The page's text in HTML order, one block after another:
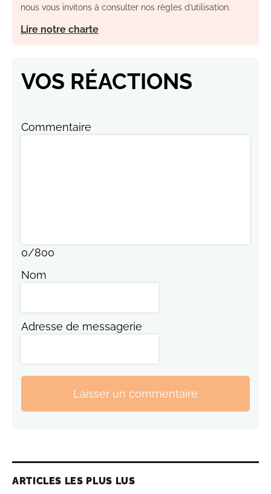
nous vous invitons à consulter nos règles d’utilisation.
Lire notre charte
VOS RÉACTIONS
Commentaire
0/800
Nom
Adresse de messagerie
Laisser un commentaire
ARTICLES LES PLUS LUS